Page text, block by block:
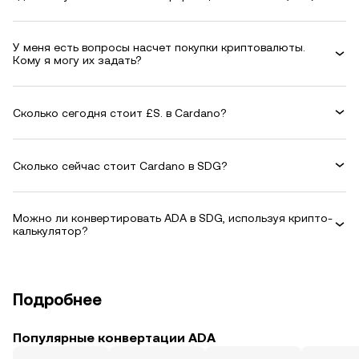
У меня есть вопросы насчет покупки криптовалюты.
Кому я могу их задать?
Сколько сегодня стоит £S. в Cardano?
Сколько сейчас стоит Cardano в SDG?
Можно ли конвертировать ADA в SDG, используя крипто-
калькулятор?
Подробнее
Популярные конвертации ADA